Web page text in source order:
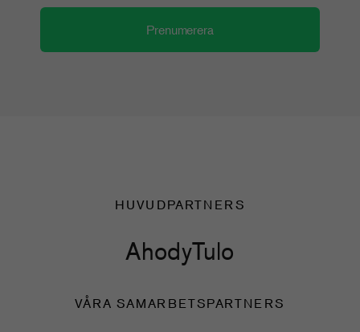
HUVUDPARTNERS
AhodyTulo
VÅRA SAMARBETSPARTNERS